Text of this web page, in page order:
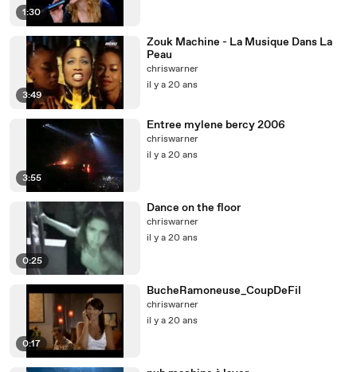
1:30
3:49
Zouk Machine - La Musique Dans La
Peau
chriswarner
il y a 20 ans
3:55
Entree mylene bercy 2006
chriswarner
il y a 20 ans
0:25
Dance on the floor
chriswarner
il y a 20 ans
0:17
BucheRamoneuse_CoupDeFil
chriswarner
il y a 20 ans